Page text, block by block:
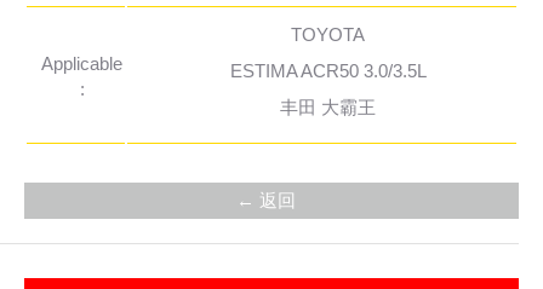
Applicable
:
TOYOTA
ESTIMA ACR50 3.0/3.5L
丰田 大霸王
← 返回